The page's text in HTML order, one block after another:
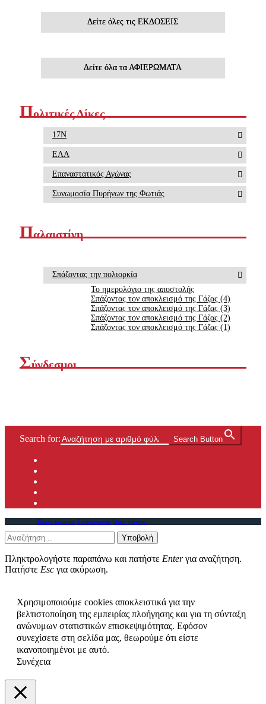
Δείτε όλες τις ΕΚΔΟΣΕΙΣ
Δείτε όλα τα ΑΦΙΕΡΩΜΑΤΑ
Πολιτικές Δίκες
17Ν
ΕΛΑ
Επαναστατικός Αγώνας
Συνωμοσία Πυρήνων της Φωτιάς
Παλαιστίνη
Σπάζοντας την πολιορκία
Το ημερολόγιο της αποστολής
Σπάζοντας τον αποκλεισμό της Γάζας (4)
Σπάζοντας τον αποκλεισμό της Γάζας (3)
Σπάζοντας τον αποκλεισμό της Γάζας (2)
Σπάζοντας τον αποκλεισμό της Γάζας (1)
Σύνδεσμοι
Search for: Search Button
Ποιοι είμαστε Επικοινωνία Όροι χρήσης
Υποβολή
Πληκτρολογήστε παραπάνω και πατήστε Enterγια αναζήτηση.
Πατήστε Esc για ακύρωση.
Χρησιμοποιούμε cookies αποκλειστικά για την
βελτιστοποίηση της εμπειρίας πλοήγησης και για τη σύνταξη
ανώνυμων στατιστικών επισκεψιμότητας. Εφόσον
συνεχίσετε στη σελίδα μας, θεωρούμε ότι είστε
ικανοποιημένοι με αυτό.
Συνέχεια